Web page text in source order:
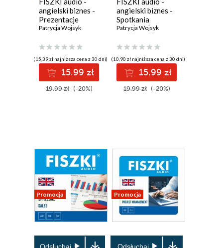
angielski biznes -
Prezentacje
Patrycja Wojsyk
(15,39 zł najniższa cena z 30 dni)
15.99 zł
19.99 zł (-20%)
angielski biznes -
Spotkania
służbowe
Patrycja Wojsyk
(10,90 zł najniższa cena z 30 dni)
15.99 zł
19.99 zł (-20%)
Promocja Promocja